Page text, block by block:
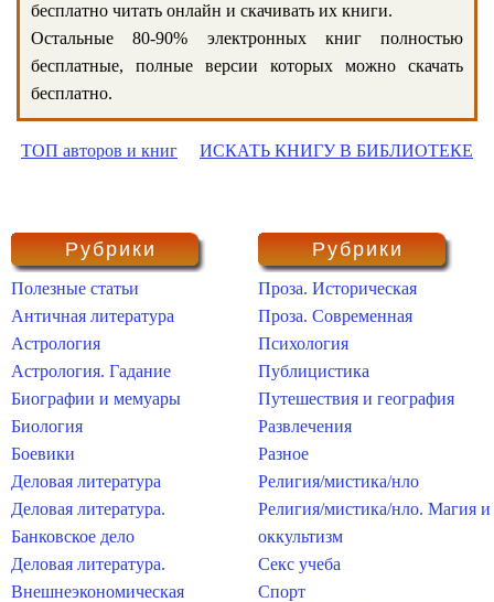
бесплатно читать онлайн и скачивать их книги.
Остальные 80-90% электронных книг полностью
бесплатные, полные версии которых можно скачать
бесплатно.
ТОП авторов и книг ИСКАТЬ КНИГУ В БИБЛИОТЕКЕ
Рубрики
Полезные статьи
Античная литература
Астрология
Астрология. Гадание
Биографии и мемуары
Биология
Боевики
Деловая литература
Деловая литература.
Банковское дело
Деловая литература.
Внешнеэкономическая
Рубрики
Проза. Историческая
Проза. Современная
Психология
Публицистика
Путешествия и география
Развлечения
Разное
Религия/мистика/нло
Религия/мистика/нло. Магия и
оккультизм
Секс учеба
Спорт